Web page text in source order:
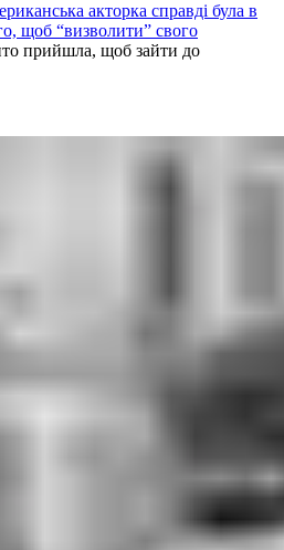
акторка справді була в
щоб “визволити” свого
прийшла, щоб зайти до